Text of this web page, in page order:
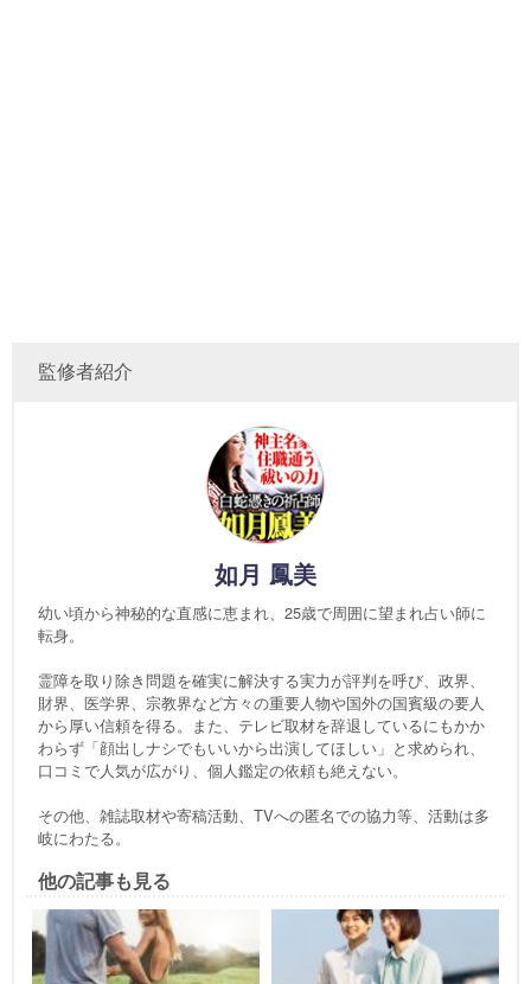
監修者紹介
如月 鳳美
幼い頃から神秘的な直感に恵まれ、25歳で周囲に望まれ占い師に
転身。
霊障を取り除き問題を確実に解決する実力が評判を呼び、政界、
財界、医学界、宗教界など方々の重要人物や国外の国賓級の要人
から厚い信頼を得る。また、テレビ取材を辞退しているにもかか
わらず「顔出しナシでもいいから出演してほしい」と求められ、
口コミで人気が広がり、個人鑑定の依頼も絶えない。
その他、雑誌取材や寄稿活動、TVへの匿名での協力等、活動は多
岐にわたる。
他の記事も見る